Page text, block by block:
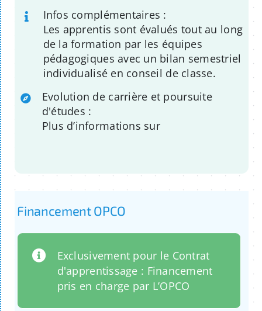
Infos complémentaires :
Les apprentis sont évalués tout au long
de la formation par les équipes
pédagogiques avec un bilan semestriel
individualisé en conseil de classe.
Evolution de carrière et poursuite
d'études :
Plus d’informations sur
Financement OPCO
Exclusivement pour le Contrat
d'apprentissage : Financement
pris en charge par L’OPCO